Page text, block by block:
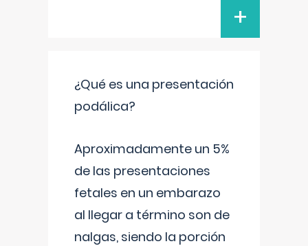
+
¿Qué es una presentación
podálica?
Aproximadamente un 5%
de las presentaciones
fetales en un embarazo
al llegar a término son de
nalgas, siendo la porción